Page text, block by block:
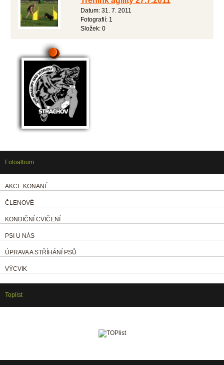
Datum: 31. 7. 2011
Fotografií: 1
Složek: 0
Fotoalbum
AKCE KONANÉ
ČLENOVÉ
KONDIČNÍ CVIČENÍ
PSI U NÁS
ÚPRAVA A STŘÍHÁNÍ PSŮ
VÝCVIK
Toplist